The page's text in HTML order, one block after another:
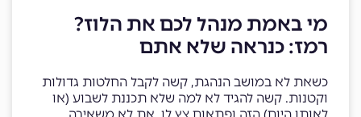
מי באמת מנהל לכם את הלוז?
רמז: כנראה שלא אתם
כשאת לא במושב הנהגת, קשה לקבל החלטות גדולות
וקטנות. קשה להגיד לא למה שלא תכננת לשבוע (או